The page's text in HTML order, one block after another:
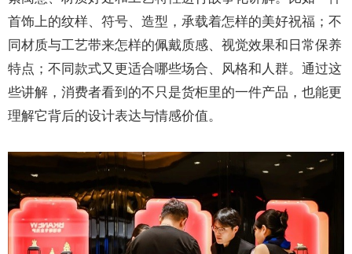
首饰上的纹样、符号、造型，承载着怎样的美好祝福；不
同材质与工艺带来怎样的佩戴质感、视觉效果和日常保养
特点；不同款式又更适合哪些场合、风格和人群。通过这
些讲解，消费者看到的不只是货柜里的一件产品，也能更
理解它背后的设计表达与情感价值。